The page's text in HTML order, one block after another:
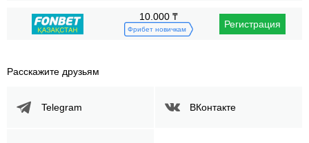
10.000 ₸
Фрибет новичкам Регистрация
Расскажите друзьям
Telegram ВКонтакте